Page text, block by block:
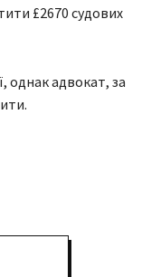
£2670 судових
однак адвокат, за